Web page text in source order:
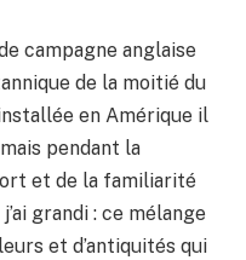
campagne anglaise
de la moitié du
en Amérique il
pendant la
et de la familiarité
grandi : ce mélange
et d’antiquités qui